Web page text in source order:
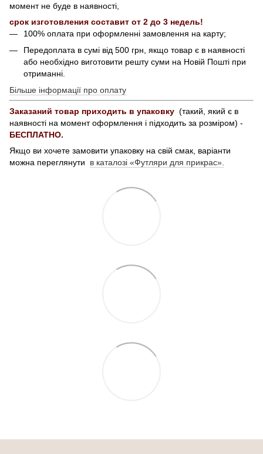
момент не буде в наявності,
срок изготовления составит от 2 до 3 недель!
100% оплата при оформленні замовлення на карту;
Передоплата в сумі від 500 грн, якщо товар є в наявності
або необхідно виготовити решту суми на Новій Пошті при
отриманні.
Більше інформації про оплату
Заказаний товар приходить в упаковку (такий, який є в
наявності на момент оформлення і підходить за розміром) -
БЕСПЛАТНО.
Якщо ви хочете замовити упаковку на свій смак, варіанти
можна переглянути в каталозі «Футляри для прикрас».